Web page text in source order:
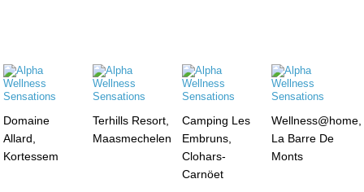
Domaine
Allard,
Kortessem
Terhills Resort,
Maasmechelen
Camping Les
Embruns,
Clohars-
Carnöet
Wellness@home,
La Barre De
Monts